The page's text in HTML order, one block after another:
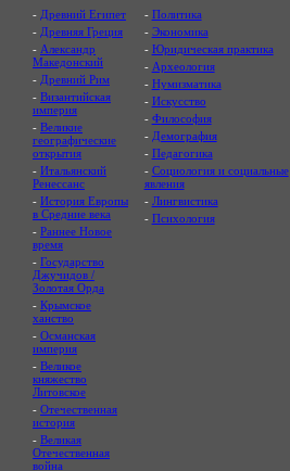
- Древний Египет
- Древняя Греция
- Александр
Македонский
- Древний Рим
- Византийская
империя
- Великие
географические
открытия
- Итальянский
Ренессанс
- История Европы
в Средние века
- Раннее Новое
время
- Государство
Джучидов /
Золотая Орда
- Крымское
ханство
- Османская
империя
- Великое
княжество
Литовское
- Отечественная
история
- Великая
Отечественная
война
- Политика
- Экономика
- Юридическая практика
- Археология
- Нумизматика
- Искусство
- Философия
- Демография
- Педагогика
- Социология и социальные
явления
- Лингвистика
- Психология